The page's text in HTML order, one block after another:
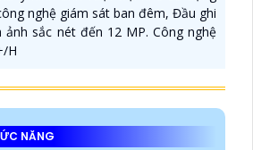
nghệ giám sát ban đêm, Đầu ghi
sắc nét đến 12 MP. Công nghệ
H
NĂNG